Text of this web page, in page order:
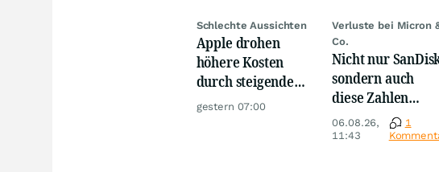
Schlechte Aussichten
Apple drohen
höhere Kosten
durch steigende
Speicherchip-
gestern 07:00
Verluste bei Micron
Co.
Nicht nur
sondern auch
diese Zahlen
sorgen jetzt für
Ärger!
06.08.26,
11:43
1